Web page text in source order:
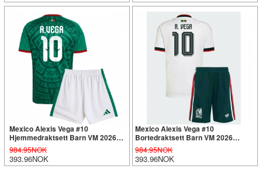
Mexico Alexis Vega #10
Hjemmedraktsett Barn VM 2026
Kortermet (+ Korte bukser)
984.95NOK
393.96NOK
Mexico Alexis Vega #10
Bortedraktsett Barn VM 2026
Kortermet (+ Korte bukser)
984.95NOK
393.96NOK